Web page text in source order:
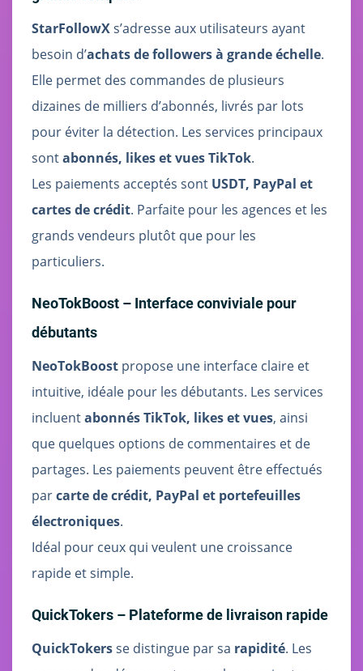
StarFollowXs’adresse aux utilisateurs ayant
besoin d’achats de followers à grande échelle.
Elle permet des commandes de plusieurs
dizaines de milliers d’abonnés, livrés par lots
pour éviter la détection. Les services principaux
sontabonnés, likes et vues TikTok.
Les paiements acceptés sont USDT, PayPal et
cartes de crédit. Parfaite pour les agences et les
grands vendeurs plutôt que pour les
particuliers.
NeoTokBoost – Interface conviviale pour
débutants
NeoTokBoost propose une interface claire et
intuitive, idéale pour les débutants. Les services
incluentabonnés TikTok, likes et vues, ainsi
que quelques options de commentaires et de
partages. Les paiements peuvent être effectués
parcarte de crédit, PayPal et portefeuilles
électroniques.
Idéal pour ceux qui veulent une croissance
rapide et simple.
QuickTokers – Plateforme de livraison rapide
QuickTokersse distingue par sa rapidité. Les